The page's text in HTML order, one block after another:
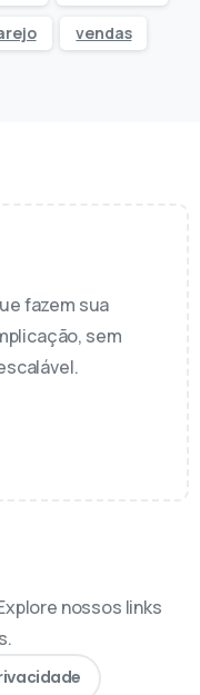
vendas
fazem sua
sem
nossos links